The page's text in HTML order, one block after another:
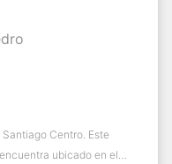
Centro. Este
ubicado en el